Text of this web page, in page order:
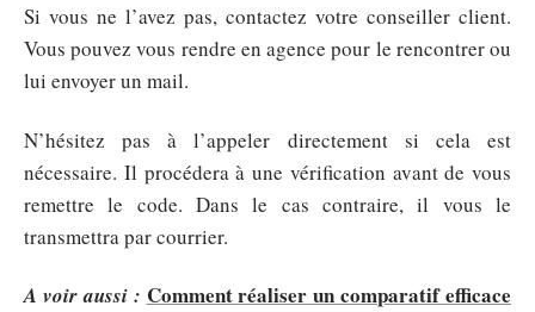
Si vous ne l’avez pas, contactez votre conseiller client.
Vous pouvez vous rendre en agence pour le rencontrer ou
lui envoyer un mail.
N’hésitez pas à l’appeler directement si cela est
nécessaire. Il procédera à une vérification avant de vous
remettre le code. Dans le cas contraire, il vous le
transmettra par courrier.
A voir aussi : Comment réaliser un comparatif efficace